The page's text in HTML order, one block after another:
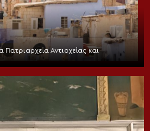
Αντιοχείας και